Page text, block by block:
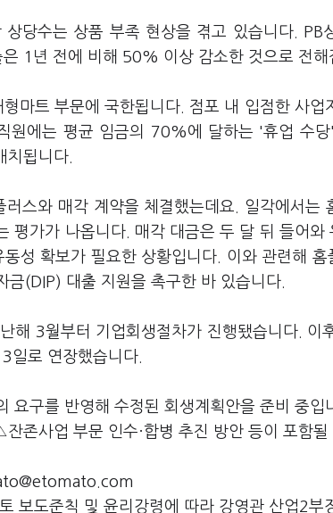
상당수는 상품 부족 현상을 겪고 있습니다.
1년 전에 비해 50% 이상 감소한 것으로 전해
마트 부문에 국한됩니다. 점포 내 입점한 사
원에는 평균 임금의 70%에 달하는 '휴업 수
치됩니다.
러스와 매각 계약을 체결했는데요. 일각에서는
평가가 나옵니다. 매각 대금은 두 달 뒤 들어
성 확보가 필요한 상황입니다. 이와 관련해
금(DIP) 대출 지원을 촉구한 바 있습니다.
해 3월부터 기업회생절차가 진행됐습니다. 이
일로 연장했습니다.
요구를 반영해 수정된 회생계획안을 준비 중
존사업 부문 인수·합병 추진 방안 등이 포함될
보도준칙 및 윤리강령에 따라 강영관 산업2부